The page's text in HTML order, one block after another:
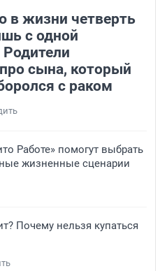
в жизни четверть
с одной
Родители
сына, который
с раком
Работе» помогут выбрать
жизненные сценарии
Почему нельзя купаться